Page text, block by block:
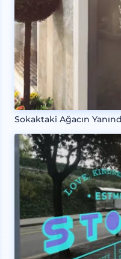
Sokaktaki Ağacın